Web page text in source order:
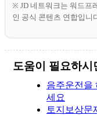
※ JD 네트워크는 워드프
인 공식 콘텐츠 연합입니
도움이 필요하시
음주운전을
세요
토지보상문